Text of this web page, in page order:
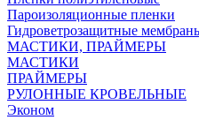
Пароизоляционные пленки
Гидроветрозащитные
МАСТИКИ, ПРАЙМЕРЫ
МАСТИКИ
ПРАЙМЕРЫ
РУЛОННЫЕ КРОВЕЛЬНЫЕ
Эконом